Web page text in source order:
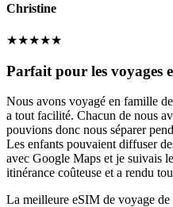
Christine
★★★★★
Parfait pour les voyages
Nous avons voyagé en famille
a tout facilité. Chacun de nous
pouvions donc nous séparer
Les enfants pouvaient diffuser
avec Google Maps et je suivais
itinérance coûteuse et a rendu
La meilleure eSIM de voyage de